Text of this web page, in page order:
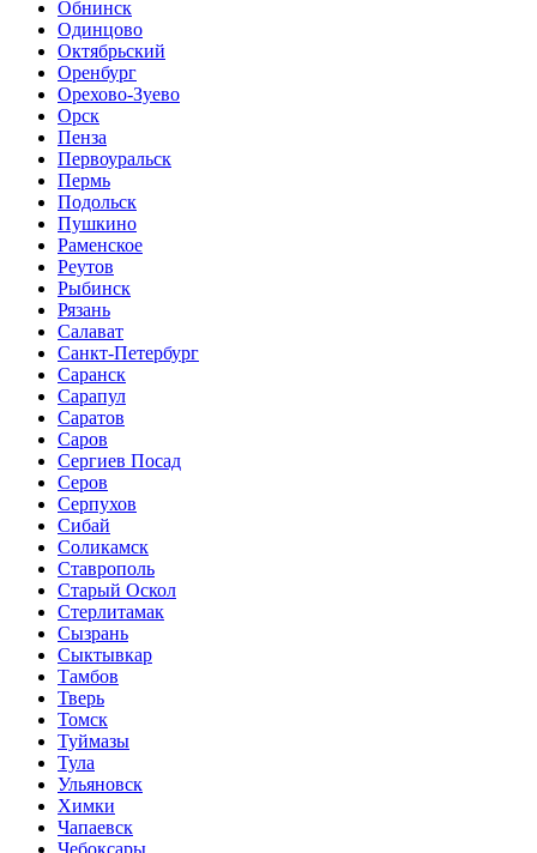
Обнинск
Одинцово
Октябрьский
Оренбург
Орехово-Зуево
Орск
Пенза
Первоуральск
Пермь
Подольск
Пушкино
Раменское
Реутов
Рыбинск
Рязань
Салават
Санкт-Петербург
Саранск
Сарапул
Саратов
Саров
Сергиев Посад
Серов
Серпухов
Сибай
Соликамск
Ставрополь
Старый Оскол
Стерлитамак
Сызрань
Сыктывкар
Тамбов
Тверь
Томск
Туймазы
Тула
Ульяновск
Химки
Чапаевск